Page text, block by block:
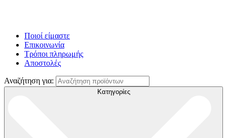
Ποιοί είμαστε
Επικοινωνία
Τρόποι πληρωμής
Αποστολές
Αναζήτηση για:
Κατηγορίες